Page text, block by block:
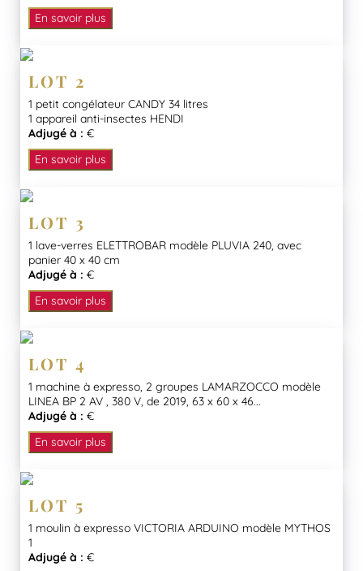
En savoir plus
LOT 2
1 petit congélateur CANDY 34 litres
1 appareil anti-insectes HENDI
Adjugé à : €
En savoir plus
LOT 3
1 lave-verres ELETTROBAR modèle PLUVIA 240, avec
panier 40 x 40 cm
Adjugé à : €
En savoir plus
LOT 4
1 machine à expresso, 2 groupes LAMARZOCCO modèle
LINEA BP 2 AV , 380 V, de 2019, 63 x 60 x 46...
Adjugé à : €
En savoir plus
LOT 5
1 moulin à expresso VICTORIA ARDUINO modèle MYTHOS
1
Adjugé à : €